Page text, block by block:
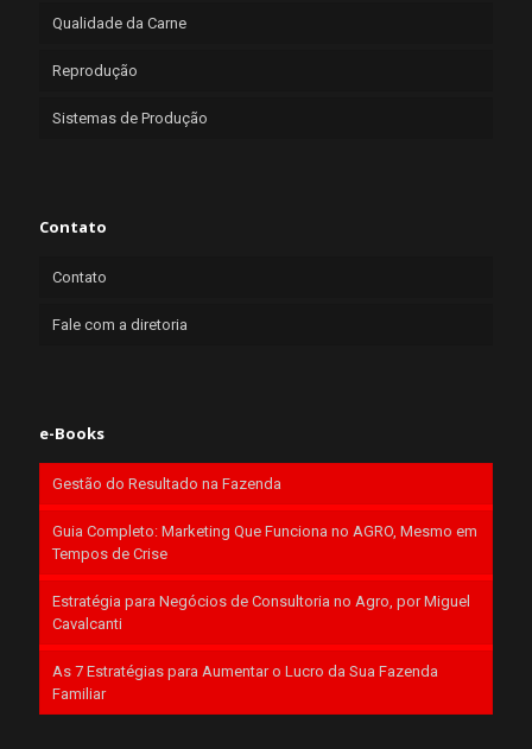
Qualidade da Carne
Reprodução
Sistemas de Produção
Contato
Contato
Fale com a diretoria
e-Books
Gestão do Resultado na Fazenda
Guia Completo: Marketing Que Funciona no AGRO, Mesmo em
Tempos de Crise
Estratégia para Negócios de Consultoria no Agro, por Miguel
Cavalcanti
As 7 Estratégias para Aumentar o Lucro da Sua Fazenda
Familiar